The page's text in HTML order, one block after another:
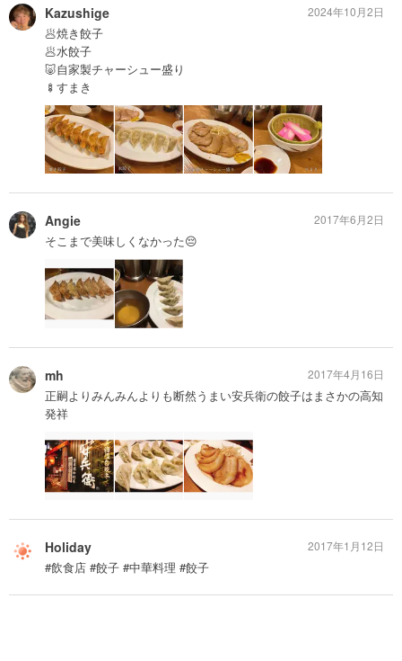
Kazushige
🥟焼き餃子
🥟水餃子
🐷自家製チャーシュー盛り
🍢すまき
2024年10月2日
Angie
そこまで美味しくなかった😔
2017年6月2日
mh
正嗣よりみんみんよりも断然うまい安兵衛の餃子はまさかの高知
発祥
2017年4月16日
Holiday
#飲食店 #餃子 #中華料理 #餃子
2017年1月12日